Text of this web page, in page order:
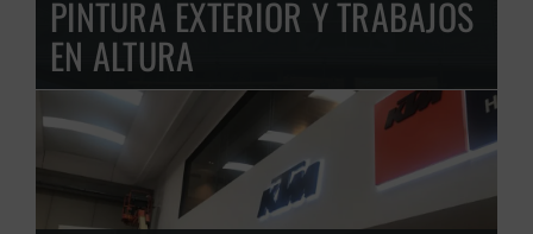
PINTURA EXTERIOR Y TRABAJOS
EN ALTURA